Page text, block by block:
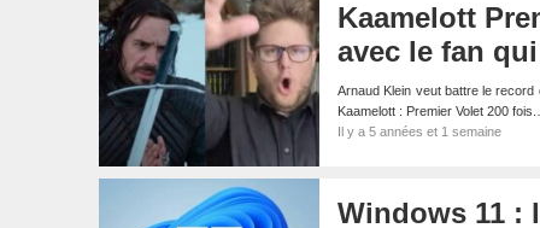
Kaamelott
avec le fan
Arnaud Klein veut battre le record
Kaamelott : Premier Volet 200
Il y a 5 années et 1 semaine
Windows 11 :